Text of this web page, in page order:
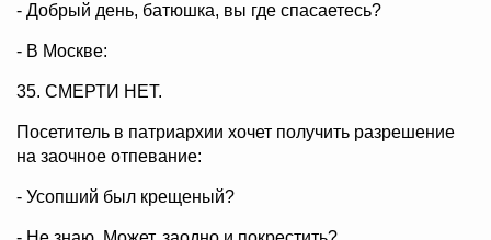
- Добрый день, батюшка, вы где спасаетесь?
- В Москве:
35. СМЕРТИ НЕТ.
Посетитель в патриархии хочет получить разрешение
на заочное отпевание:
- Усопший был крещеный?